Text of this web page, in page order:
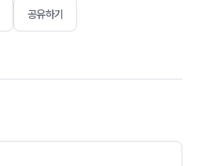
공유하기